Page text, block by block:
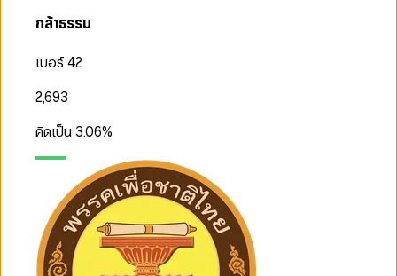
กล้าธรรม
เบอร์ 42
2,693
คิดเป็น 3.06%